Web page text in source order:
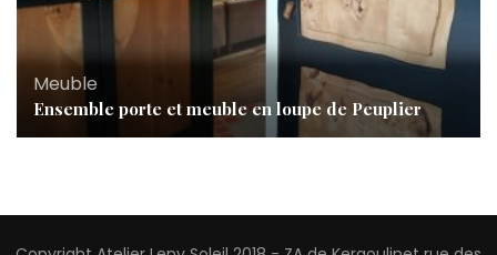
Meuble
Ensemble porte et meuble en loupe de Peuplier